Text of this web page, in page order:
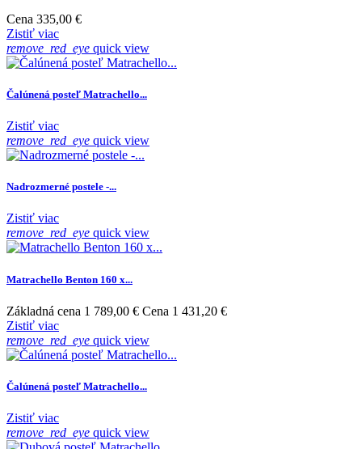
Cena 335,00 €
Zistiť viac
remove_red_eye quick view
Čalúnená posteľ Matrachello...
Zistiť viac
remove_red_eye quick view
Nadrozmerné postele -...
Zistiť viac
remove_red_eye quick view
Matrachello Benton 160 x...
Základná cena 1 789,00 € Cena 1 431,20 €
Zistiť viac
remove_red_eye quick view
Čalúnená posteľ Matrachello...
Zistiť viac
remove_red_eye quick view